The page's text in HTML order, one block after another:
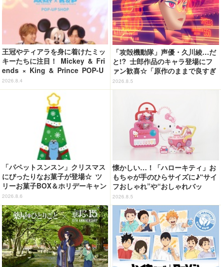
王冠やティアラを身に着けたミッ
キーたちに注目！ Mickey & Fri
ends × King & Prince POP-U
P SHOP「MAGIC STAGE」に新
商品登場
2026.8.4
「攻殻機動隊」声優・久川綾…だ
と!? 士郎作品のキャラ登場にフ
ァン歓喜☆「原作のままで良すぎ
るな」「脳の処理が追いつかない
よお」…第5話【ネタバレあり反
2026.8.5
「パペットスンスン」クリスマス
にぴったりなお菓子が登場☆ ツ
リーお菓子BOX＆ホリデーキャン
ディ
2026.8.6
懐かしい…！「ハローキティ」お
もちゃが手のひらサイズに♪“サイ
フおしゃれ”や“おしゃれバッ
グ”など カプセルトイ登場
2026.8.5